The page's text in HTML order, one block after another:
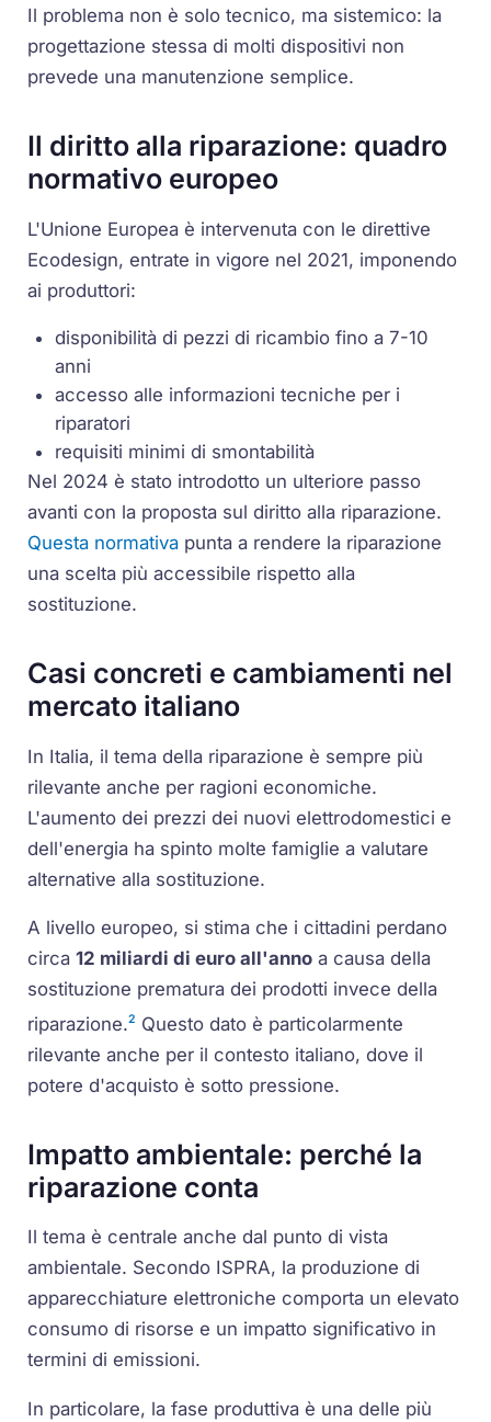
Il problema non è solo tecnico, ma sistemico: la
progettazione stessa di molti dispositivi non
prevede una manutenzione semplice.
Il diritto alla riparazione: quadro
normativo europeo
L'Unione Europea è intervenuta con le direttive
Ecodesign, entrate in vigore nel 2021, imponendo
ai produttori:
disponibilità di pezzi di ricambio fino a 7-10
anni
accesso alle informazioni tecniche per i
riparatori
requisiti minimi di smontabilità
Nel 2024 è stato introdotto un ulteriore passo
avanti con la proposta sul diritto alla riparazione.
Questa normativa punta a rendere la riparazione
una scelta più accessibile rispetto alla
sostituzione.
Casi concreti e cambiamenti nel
mercato italiano
In Italia, il tema della riparazione è sempre più
rilevante anche per ragioni economiche.
L'aumento dei prezzi dei nuovi elettrodomestici e
dell'energia ha spinto molte famiglie a valutare
alternative alla sostituzione.
A livello europeo, si stima che i cittadini perdano
circa12 miliardi di euro all'anno a causa della
sostituzione prematura dei prodotti invece della
riparazione.2 Questo dato è particolarmente
rilevante anche per il contesto italiano, dove il
potere d'acquisto è sotto pressione.
Impatto ambientale: perché la
riparazione conta
Il tema è centrale anche dal punto di vista
ambientale. Secondo ISPRA, la produzione di
apparecchiature elettroniche comporta un elevato
consumo di risorse e un impatto significativo in
termini di emissioni.
In particolare, la fase produttiva è una delle più